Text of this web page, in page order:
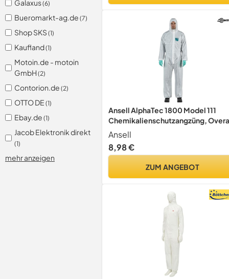
Galaxus(6)
Bueromarkt-ag.de (7)
Shop SKS (1)
Kaufland(1)
Motoin.de - motoin
GmbH (2)
Contorion.de (2)
OTTO DE (1)
Ebay.de (1)
Jacob Elektronik direkt
(1)
mehr anzeigen
Ansell AlphaTec 1800 Model 111
Chemikalienschutzangzüng,
mit Kapuze, Frontreißverschluss,
Atmungsaktives SMS-Material
Filterung, Industrie PSA, Damen
Ansell
8,98 €
ZUM ANGEBOT